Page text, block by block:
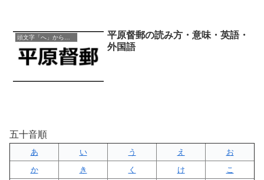
平原督郵の読み方・意味・英語・
外国語
五十音順
あ い う え
お
か
き く け
こ